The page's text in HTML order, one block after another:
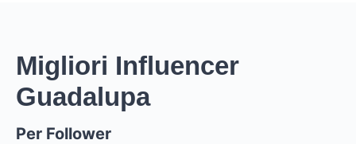
Migliori Influencer
Guadalupa
Per Follower